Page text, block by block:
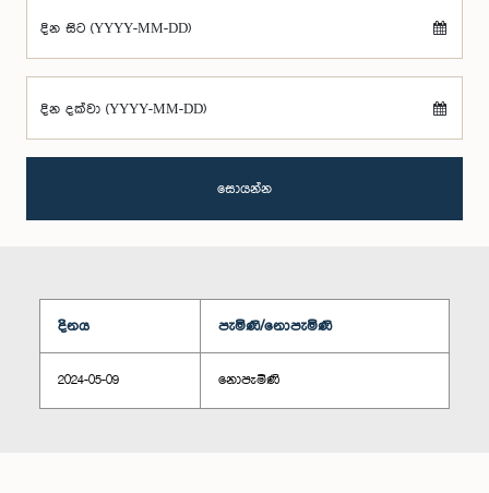
දින සිට (YYYY-MM-DD)
දින දක්වා (YYYY-MM-DD)
සොයන්න
දිනය පැමිණි/නොපැමිණි
2024-05-09 නොපැමිණි